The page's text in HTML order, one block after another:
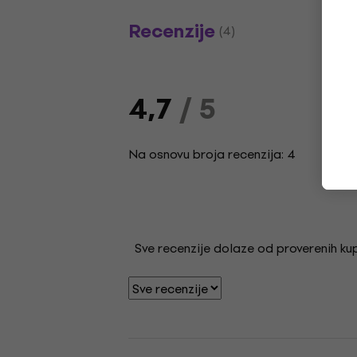
Recenzije (4)
4,7/ 5
Na osnovu broja recenzija: 4
Sve recenzije dolaze od proverenih